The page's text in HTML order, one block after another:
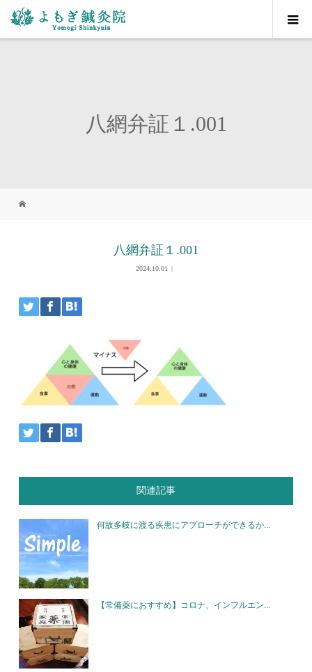
八網弁証１.001
八網弁証１.001
2024.10.01
関連記事
何故多岐に渡る疾患にアプローチができるか...
【常備薬におすすめ】コロナ、インフルエン...